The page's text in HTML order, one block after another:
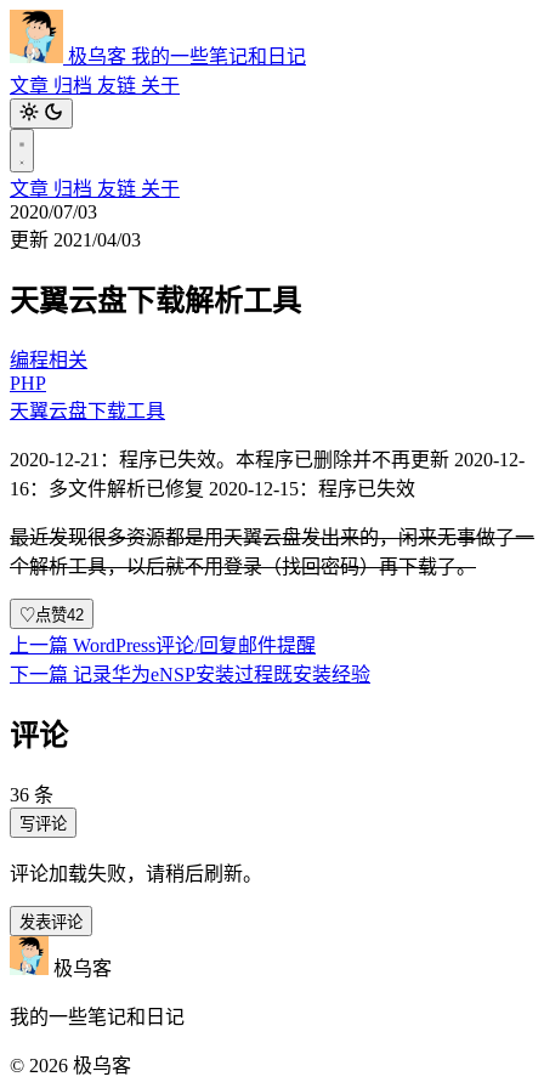
极乌客 我的一些笔记和日记
文章 归档 友链 关于
文章 归档 友链 关于
2020/07/03
更新 2021/04/03
天翼云盘下载解析工具
编程相关
PHP
天翼云盘下载工具
2020-12-21：程序已失效。本程序已删除并不再更新 2020-12-
16：多文件解析已修复 2020-12-15：程序已失效
最近发现很多资源都是用天翼云盘发出来的，闲来无事做了一
个解析工具，以后就不用登录（找回密码）再下载了。
♡点赞42
上一篇 WordPress评论/回复邮件提醒
下一篇 记录华为eNSP安装过程既安装经验
评论
36 条
写评论
评论加载失败，请稍后刷新。
发表评论
极乌客
我的一些笔记和日记
© 2026 极乌客